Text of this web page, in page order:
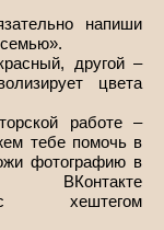
напиши
другой –
цвета
работе –
тебе помочь в
фотографию в